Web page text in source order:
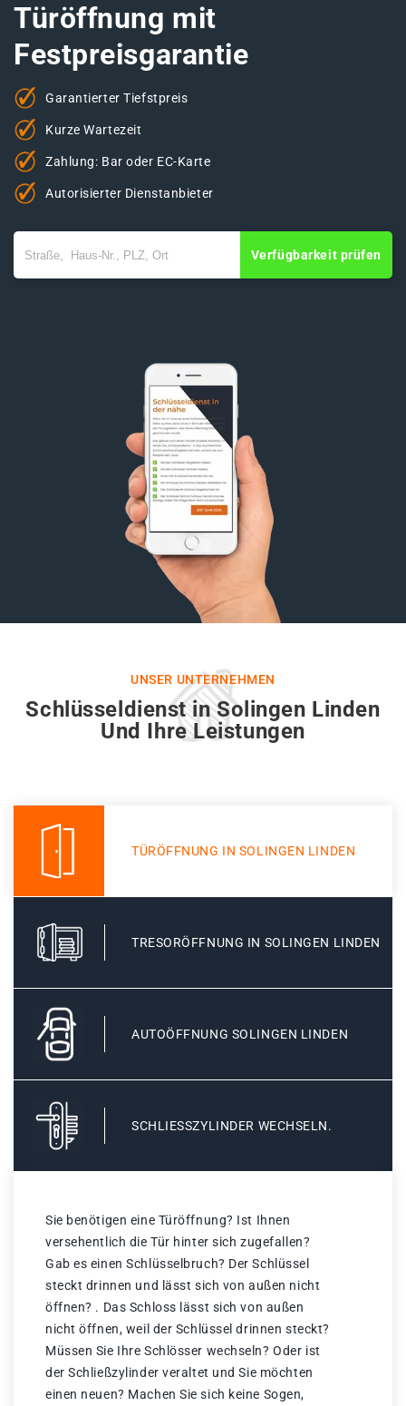
Türöffnung mit
Festpreisgarantie
Garantierter Tiefstpreis
Kurze Wartezeit
Zahlung: Bar oder EC-Karte
Autorisierter Dienstanbieter
Verfügbarkeit prüfen
UNSER UNTERNEHMEN
Schlüsseldienst in Solingen Linden
Und Ihre Leistungen
TÜRÖFFNUNG IN SOLINGEN LINDEN
TRESORÖFFNUNG IN SOLINGEN LINDEN
AUTOÖFFNUNG SOLINGEN LINDEN
SCHLIESSZYLINDER WECHSELN.
Sie benötigen eine Türöffnung? Ist Ihnen
versehentlich die Tür hinter sich zugefallen?
Gab es einen Schlüsselbruch? Der Schlüssel
steckt drinnen und lässt sich von außen nicht
öffnen? . Das Schloss lässt sich von außen
nicht öffnen, weil der Schlüssel drinnen steckt?
Müssen Sie Ihre Schlösser wechseln? Oder ist
der Schließzylinder veraltet und Sie möchten
einen neuen? Machen Sie sich keine Sogen,